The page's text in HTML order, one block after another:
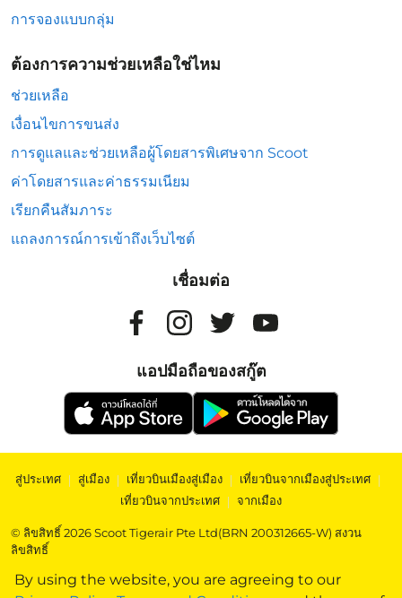
By using the website, you are agreeing to our
การจองแบบกลุ่ม
ต้องการความช่วยเหลือใช่ไหม
ช่วยเหลือ
เงื่อนไขการขนส่ง
การดูแลและช่วยเหลือผู้โดยสารพิเศษจาก Scoot
ค่าโดยสารและค่าธรรมเนียม
เรียกคืนสัมภาระ
แถลงการณ์การเข้าถึงเว็บไซต์
เชื่อมต่อ
แอปมือถือของสกู๊ต
สู่ประเทศ | สู่เมือง | เที่ยวบินเมืองสู่เมือง | เที่ยวบินจากเมืองสู่ประเทศ |
เที่ยวบินจากประเทศ | จากเมือง
© ลิขสิทธิ์ 2026 Scoot Tigerair Pte Ltd(BRN 200312665-W) สงวน
ลิขสิทธิ์